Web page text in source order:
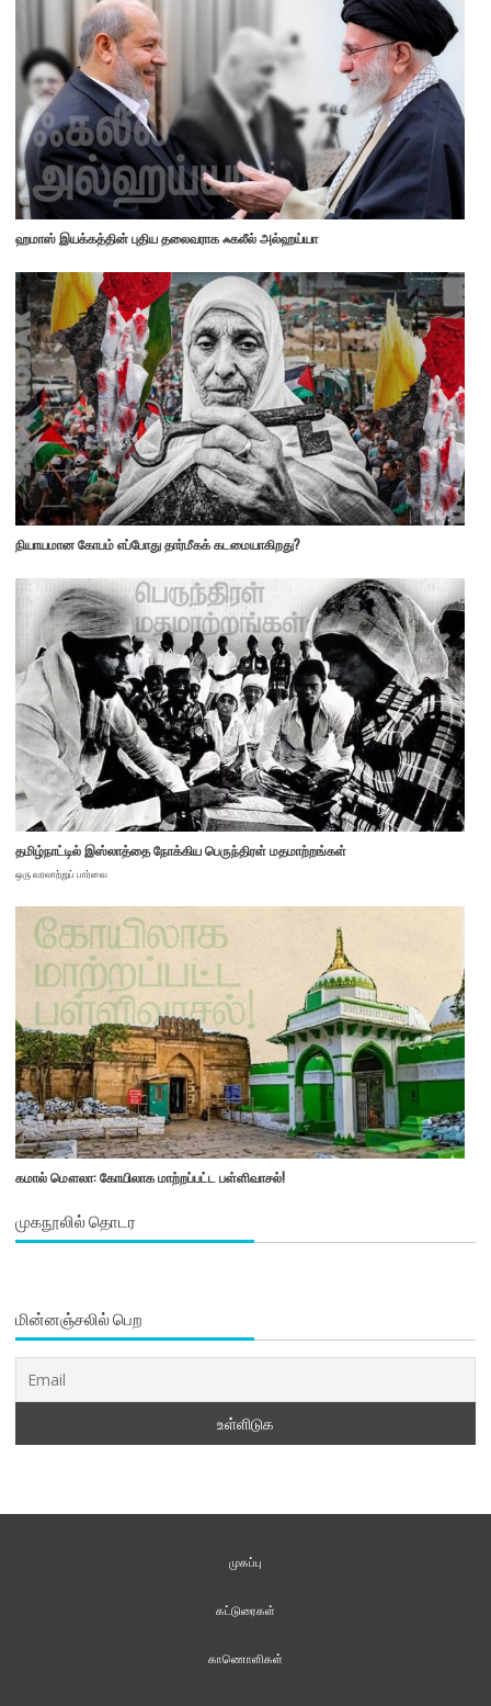
ஹமாஸ் இயக்கத்தின் புதிய தலைவராக ஃகலீல் அல்ஹய்யா
நியாயமான கோபம் எப்போது தார்மீகக் கடமையாகிறது?
தமிழ்நாட்டில் இஸ்லாத்தை நோக்கிய பெருந்திரள் மதமாற்றங்கள்
ஒரு வரலாற்றுப் பார்வை
கமால் மௌலா: கோயிலாக மாற்றப்பட்ட பள்ளிவாசல்!
முகநூலில் தொடர
மின்னஞ்சலில் பெற
முகப்பு
கட்டுரைகள்
காணொளிகள்